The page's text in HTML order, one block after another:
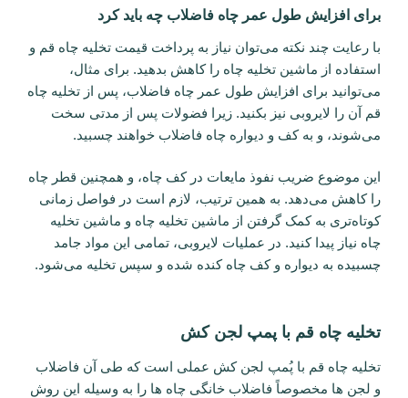
برای افزایش طول عمر چاه فاضلاب چه باید کرد
با رعایت چند نکته می‌توان نیاز به پرداخت قیمت تخلیه چاه قم و
استفاده از ماشین تخلیه چاه را کاهش بدهید. برای مثال،
می‌توانید برای افزایش طول عمر چاه فاضلاب، پس از تخلیه چاه
قم آن را لایروبی نیز بکنید. زیرا فضولات پس از مدتی سخت
می‌شوند، و به کف و دیواره چاه فاضلاب خواهند چسبید.
این موضوع ضریب نفوذ مایعات در کف چاه، و همچنین قطر چاه
را کاهش می‌دهد. به همین ترتیب، لازم است در فواصل زمانی
کوتاه‌تری به کمک گرفتن از ماشین تخلیه چاه و ماشین تخلیه
چاه نیاز پیدا کنید. در عملیات لایروبی، تمامی این مواد جامد
چسبیده به دیواره و کف چاه کنده شده و سپس تخلیه می‌شود.
تخلیه چاه قم با پمپ لجن کش
تخلیه چاه قم با پُمپ لجن کش عملی است که طی آن فاضلاب
و لجن ها مخصوصاً فاضلاب خانگی چاه ها را به وسیله این روش